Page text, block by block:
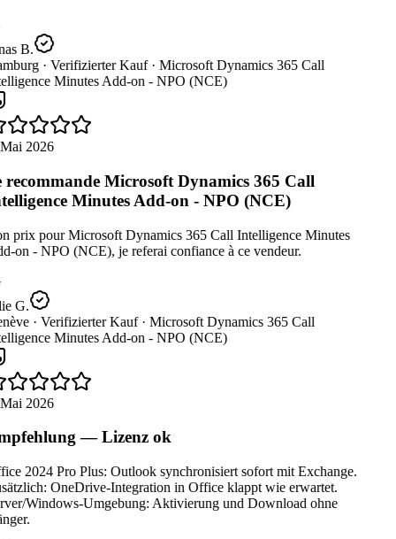
B.
· Verifizierter Kauf · Microsoft Dynamics 365 Call
Minutes Add-on - NPO (NCE)
2026
recommande Microsoft Dynamics 365 Call
Minutes Add-on - NPO (NCE)
prix pour Microsoft Dynamics 365 Call Intelligence Minutes
on - NPO (NCE), je referai confiance à ce vendeur.
G.
· Verifizierter Kauf · Microsoft Dynamics 365 Call
Minutes Add-on - NPO (NCE)
2026
— Lizenz ok
2024 Pro Plus: Outlook synchronisiert sofort mit Exchange.
OneDrive-Integration in Office klappt wie erwartet.
Windows-Umgebung: Aktivierung und Download ohne